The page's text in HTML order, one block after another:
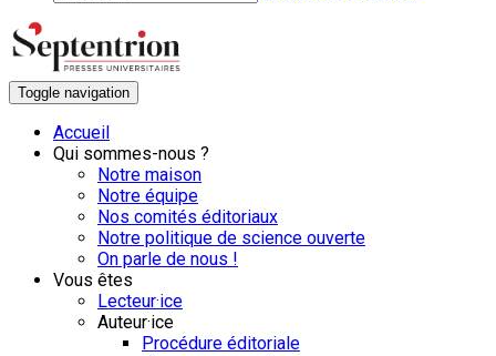
Toggle navigation
Accueil
Qui sommes-nous ?
Notre maison
Notre équipe
Nos comités éditoriaux
Notre politique de science ouverte
On parle de nous !
Vous êtes
Lecteur·ice
Auteur·ice
Procédure éditoriale